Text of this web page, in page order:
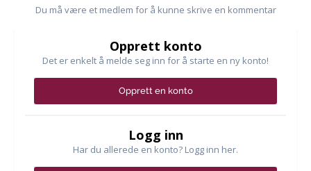
Du må være et medlem for å kunne skrive en kommentar
Opprett konto
Det er enkelt å melde seg inn for å starte en ny konto!
Opprett en konto
Logg inn
Har du allerede en konto? Logg inn her.